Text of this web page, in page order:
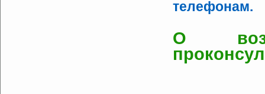
телефонам.
О